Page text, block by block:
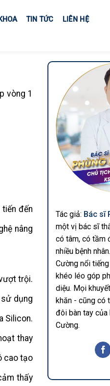
TIN TỨC LIÊN HỆ
vòng 1
đến
nâng
trội.
dụng
Silicon.
thay
cao tạo
thấy
Tác giả: Bác sĩ
một vị bác sĩ
có tâm, có tầm
nhiều bệnh
Cường nổi
khéo léo góp
diệu. Mọi
khăn - cũng có
đôi bàn tay của
Cường.